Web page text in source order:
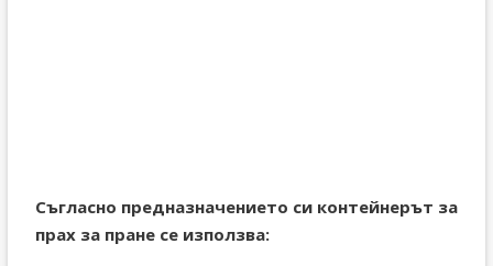
Съгласно предназначението си контейнерът за
прах за пране се използва: